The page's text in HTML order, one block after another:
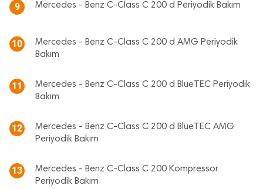
9 Mercedes - Benz C-Class C 200 d Periyodik Bakım
10
Mercedes - Benz C-Class C 200 d AMG Periyodik
Bakım
11
Mercedes - Benz C-Class C 200 d BlueTEC Periyodik
Bakım
12
Mercedes - Benz C-Class C 200 d BlueTEC AMG
Periyodik Bakım
13
Mercedes - Benz C-Class C 200 Kompressor
Periyodik Bakım